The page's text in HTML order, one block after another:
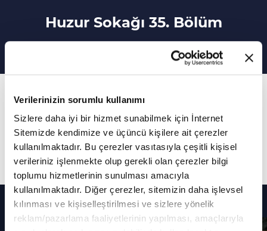
Verilerinizin sorumlu kullanımı
Sizlere daha iyi bir hizmet sunabilmek için İnternet
Sitemizde kendimize ve üçüncü kişilere ait çerezler
kullanılmaktadır. Bu çerezler vasıtasıyla çeşitli kişisel
verileriniz işlenmekte olup gerekli olan çerezler bilgi
toplumu hizmetlerinin sunulması amacıyla
kullanılmaktadır. Diğer çerezler, sitemizin daha işlevsel
kılınması ve kişiselleştirilmesi ve sizlere yönelik
reklam/pazarlama faaliyetlerinin yapılması, amaçlarıyla
Huzur Sokağı 35. Bölüm
Necati, Şükran'a olan duygularını açıklamak için
uğraşırken, yazdığı mektup Saadet'in eline
geçer.
Diğer Bölümler